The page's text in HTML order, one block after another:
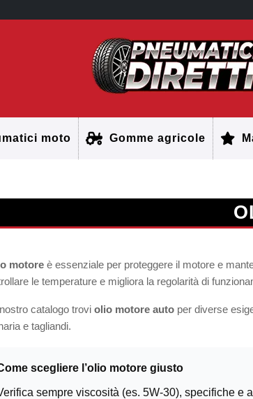
moto Gomme agricole
motoreè essenziale per proteggere il motore e
le temperature e migliora la regolarità di
catalogo trovi olio motore autoper diverse
e tagliandi.
scegliere l’olio motore giusto
sempre viscosità (es. 5W-30), specifiche e